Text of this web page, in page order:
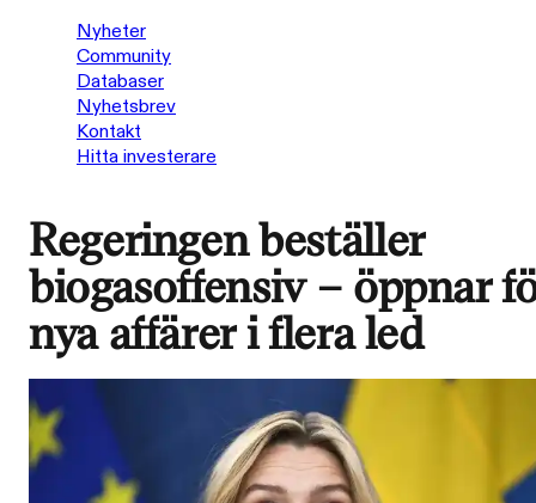
Nyheter
Community
Databaser
Nyhetsbrev
Kontakt
Hitta investerare
Regeringen beställer
biogasoffensiv – öppnar
nya affärer i flera led